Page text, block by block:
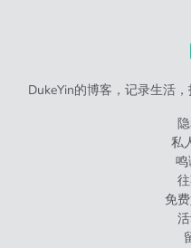
DukeYin的博客，记录生活
私
免